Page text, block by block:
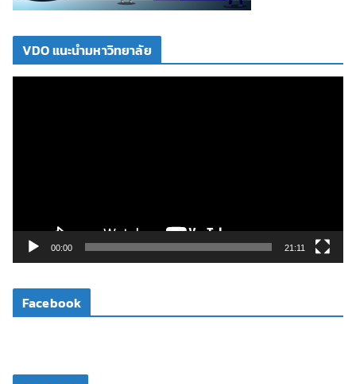
VDO แนะนำมหาวิทยาลัย
ดี
โ
00:00 21:11
Facebook